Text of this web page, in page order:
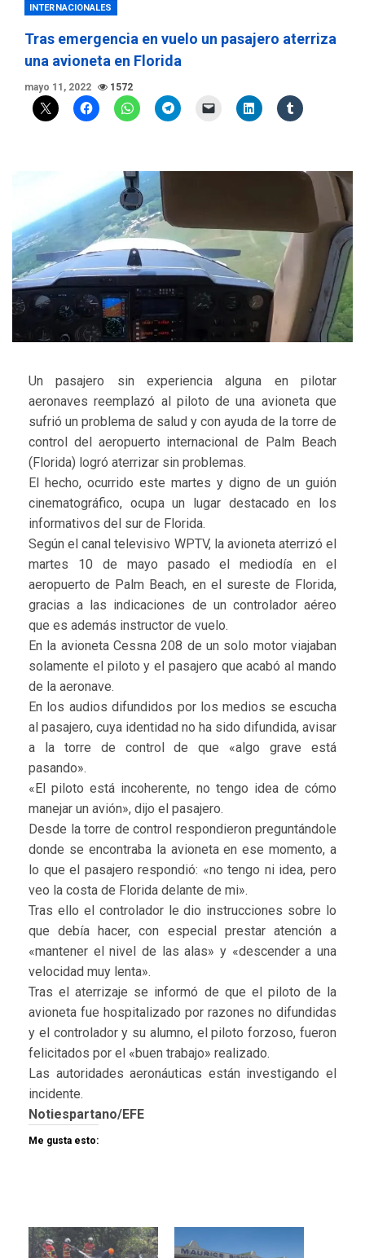
INTERNACIONALES
Tras emergencia en vuelo un pasajero aterriza
una avioneta en Florida
mayo 11, 2022 1572
Un pasajero sin experiencia alguna en pilotar
aeronaves reemplazó al piloto de una avioneta que
sufrió un problema de salud y con ayuda de la torre de
control del aeropuerto internacional de Palm Beach
(Florida) logró aterrizar sin problemas.
El hecho, ocurrido este martes y digno de un guión
cinematográfico, ocupa un lugar destacado en los
informativos del sur de Florida.
Según el canal televisivo WPTV, la avioneta aterrizó el
martes 10 de mayo pasado el mediodía en el
aeropuerto de Palm Beach, en el sureste de Florida,
gracias a las indicaciones de un controlador aéreo
que es además instructor de vuelo.
En la avioneta Cessna 208 de un solo motor viajaban
solamente el piloto y el pasajero que acabó al mando
de la aeronave.
En los audios difundidos por los medios se escucha
al pasajero, cuya identidad no ha sido difundida, avisar
a la torre de control de que «algo grave está
pasando».
«El piloto está incoherente, no tengo idea de cómo
manejar un avión», dijo el pasajero.
Desde la torre de control respondieron preguntándole
donde se encontraba la avioneta en ese momento, a
lo que el pasajero respondió: «no tengo ni idea, pero
veo la costa de Florida delante de mi».
Tras ello el controlador le dio instrucciones sobre lo
que debía hacer, con especial prestar atención a
«mantener el nivel de las alas» y «descender a una
velocidad muy lenta».
Tras el aterrizaje se informó de que el piloto de la
avioneta fue hospitalizado por razones no difundidas
y el controlador y su alumno, el piloto forzoso, fueron
felicitados por el «buen trabajo» realizado.
Las autoridades aeronáuticas están investigando el
incidente.
Notiespartano/EFE
Me gusta esto: